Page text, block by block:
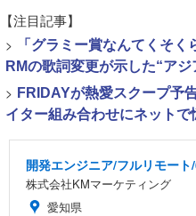
【注目記事】
>
「グラミー賞なんてくそ
RMの歌詞変更が示した“アジ
> FRIDAYが熱愛スクープ予
イター組み合わせにネットで
開発エンジニア/フルリモー
株式会社KMマーケティング
愛知県